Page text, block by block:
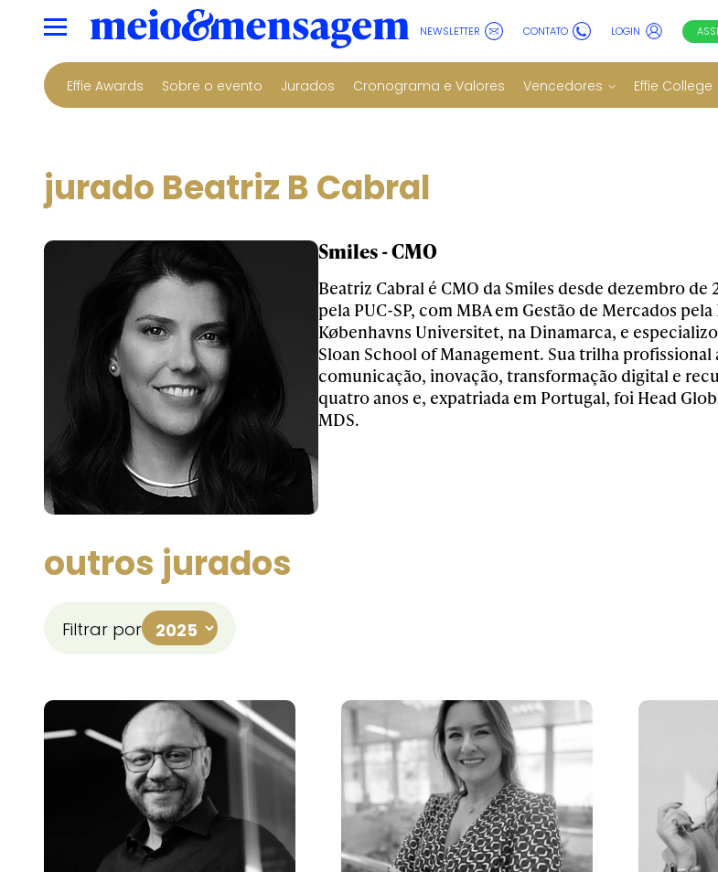
NEWSLETTER CONTATO LOGIN
Effie Awards Sobre o evento Jurados Cronograma e Valores Vencedores Effie College
jurado Beatriz B Cabral
Smiles - CMO
Beatriz Cabral é CMO da Smiles desde dezembro
pela PUC-SP, com MBA em Gestão de Mercados
Københavns Universitet, na Dinamarca, e
Sloan School of Management. Sua trilha
comunicação, inovação, transformação digital e
quatro anos e, expatriada em Portugal, foi Head
MDS.
outros jurados
Filtrar por